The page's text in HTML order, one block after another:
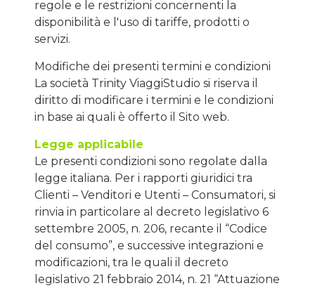
regole e le restrizioni concernenti la
disponibilità e l'uso di tariffe, prodotti o
servizi.
Modifiche dei presenti termini e condizioni
La società Trinity ViaggiStudio si riserva il
diritto di modificare i termini e le condizioni
in base ai quali è offerto il Sito web.
Legge applicabile
Le presenti condizioni sono regolate dalla
legge italiana. Per i rapporti giuridici tra
Clienti – Venditori e Utenti – Consumatori, si
rinvia in particolare al decreto legislativo 6
settembre 2005, n. 206, recante il “Codice
del consumo”, e successive integrazioni e
modificazioni, tra le quali il decreto
legislativo 21 febbraio 2014, n. 21 “Attuazione